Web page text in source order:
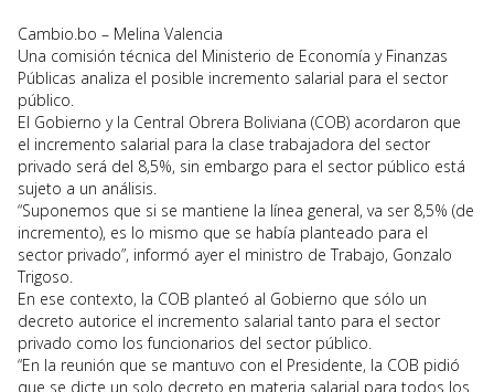
Cambio.bo – Melina Valencia
Una comisión técnica del Ministerio de Economía y Finanzas
Públicas analiza el posible incremento salarial para el sector
público.
El Gobierno y la Central Obrera Boliviana (COB) acordaron que
el incremento salarial para la clase trabajadora del sector
privado será del 8,5%, sin embargo para el sector público está
sujeto a un análisis.
“Suponemos que si se mantiene la línea general, va ser 8,5% (de
incremento), es lo mismo que se había planteado para el
sector privado”, informó ayer el ministro de Trabajo, Gonzalo
Trigoso.
En ese contexto, la COB planteó al Gobierno que sólo un
decreto autorice el incremento salarial tanto para el sector
privado como los funcionarios del sector público.
“En la reunión que se mantuvo con el Presidente, la COB pidió
que se dicte un solo decreto en materia salarial para todos los